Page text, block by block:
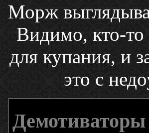
Морж
Видимо, кто-
для купания, и
это с